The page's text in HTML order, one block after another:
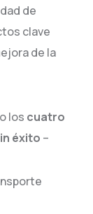
de
clave
de la
los cuatro
éxito –